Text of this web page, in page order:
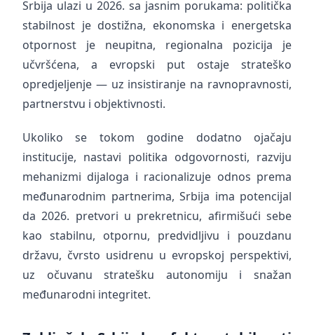
Srbija ulazi u 2026. sa jasnim porukama: politička
stabilnost je dostižna, ekonomska i energetska
otpornost je neupitna, regionalna pozicija je
učvršćena, a evropski put ostaje strateško
opredjeljenje — uz insistiranje na ravnopravnosti,
partnerstvu i objektivnosti.
Ukoliko se tokom godine dodatno ojačaju
institucije, nastavi politika odgovornosti, razviju
mehanizmi dijaloga i racionalizuje odnos prema
međunarodnim partnerima, Srbija ima potencijal
da 2026. pretvori u prekretnicu, afirmišući sebe
kao stabilnu, otpornu, predvidljivu i pouzdanu
državu, čvrsto usidrenu u evropskoj perspektivi,
uz očuvanu stratešku autonomiju i snažan
međunarodni integritet.